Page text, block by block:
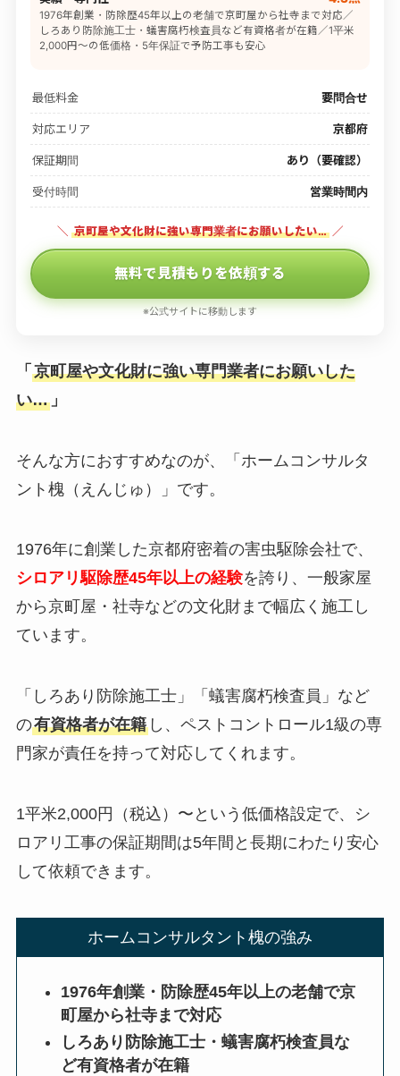
1976年創業・防除歴45年以上の老舗で京町屋から社寺まで対応／
しろあり防除施工士・蟻害腐朽検査員など有資格者が在籍／1平米
2,000円〜の低価格・5年保証で予防工事も安心
最低料金 要問合せ
対応エリア 京都府
保証期間 あり（要確認）
受付時間 営業時間内
＼ 京町屋や文化財に強い専門業者にお願いしたい… ／
無料で見積もりを依頼する
※公式サイトに移動します
「 京町屋や文化財に強い専門業者にお願いした
い…」
そんな方におすすめなのが、「ホームコンサルタ
ント槐（えんじゅ）」です。
1976年に創業した京都府密着の害虫駆除会社で、
シロアリ駆除歴45年以上の経験を誇り、一般家屋
から京町屋・社寺などの文化財まで幅広く施工し
ています。
「しろあり防除施工士」「蟻害腐朽検査員」など
の有資格者が在籍し、ペストコントロール1級の専
門家が責任を持って対応してくれます。
1平米2,000円（税込）〜という低価格設定で、シ
ロアリ工事の保証期間は5年間と長期にわたり安心
して依頼できます。
ホームコンサルタント槐の強み
1976年創業・防除歴45年以上の老舗で京
町屋から社寺まで対応
しろあり防除施工士・蟻害腐朽検査員な
ど有資格者が在籍